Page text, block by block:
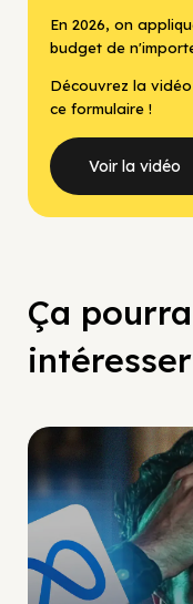
En 2026, on
budget de
Découvrez la
ce formulaire !
Voir la vidéo
Ça
intéresser